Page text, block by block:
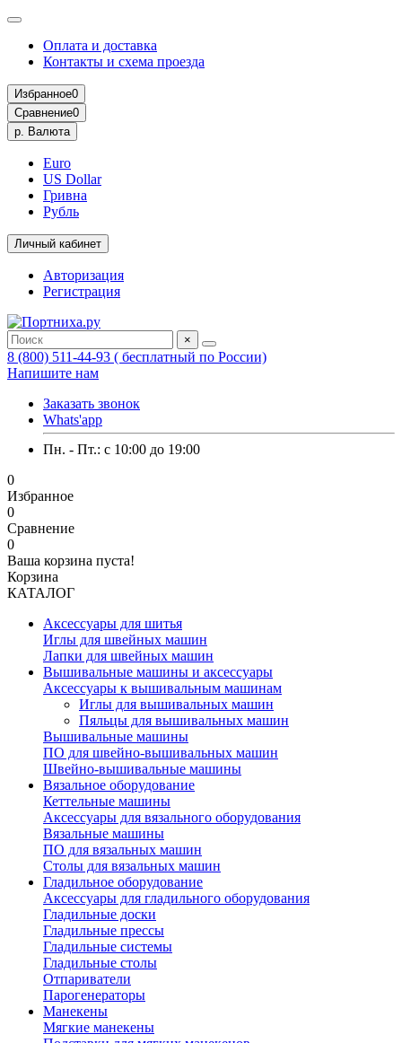
Оплата и доставка
Контакты и схема проезда
Избранное0
Сравнение0
р. Валюта
Euro
US Dollar
Гривна
Рубль
Личный кабинет
Авторизация
Регистрация
×
8 (800) 511-44-93 ( бесплатный по России)
Напишите нам
Заказать звонок
Whats'app
Пн. - Пт.: c 10:00 до 19:00
0
Избранное
0
Сравнение
0
Ваша корзина пуста!
Корзина
КАТАЛОГ
Аксессуары для шитья
Иглы для швейных машин
Лапки для швейных машин
Вышивальные машины и аксессуары
Аксессуары к вышивальным машинам
Иглы для вышивальных машин
Пяльцы для вышивальных машин
Вышивальные машины
ПО для швейно-вышивальных машин
Швейно-вышивальные машины
Вязальное оборудование
Кеттельные машины
Аксессуары для вязального оборудования
Вязальные машины
ПО для вязальных машин
Столы для вязальных машин
Гладильное оборудование
Аксессуары для гладильного оборудования
Гладильные доски
Гладильные прессы
Гладильные системы
Гладильные столы
Отпариватели
Парогенераторы
Манекены
Мягкие манекены